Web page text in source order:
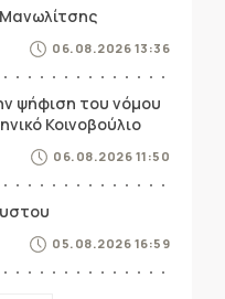
06.08.2026 13:36
ψήφιση του νόμου
Κοινοβούλιο
06.08.2026 11:50
05.08.2026 16:59